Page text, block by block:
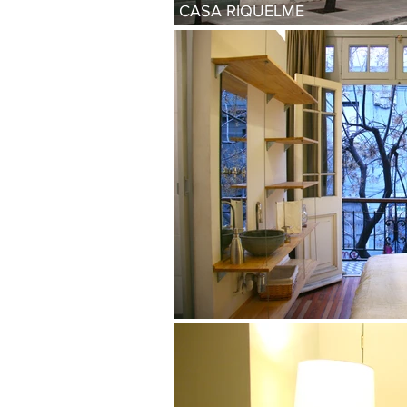
CASA RIQUELME